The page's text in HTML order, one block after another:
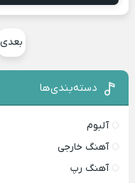
بعدی
دسته‌بندی‌ها
آلبوم
آهنگ خارجی
آهنگ رپ